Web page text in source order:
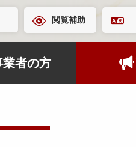
閲覧補助
業者の方